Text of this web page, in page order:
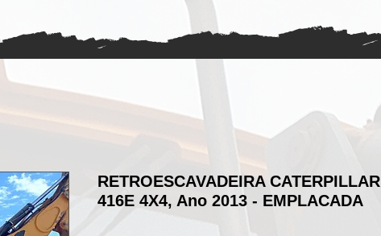
RETROESCAVADEIRA CATERPILLAR
416E 4X4, Ano 2013 - EMPLACADA